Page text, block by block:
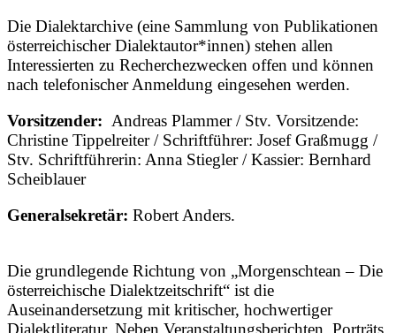
Die Dialektarchive (eine Sammlung von Publikationen
österreichischer Dialektautor*innen) stehen allen
Interessierten zu Recherchezwecken offen und können
nach telefonischer Anmeldung eingesehen werden.
Vorsitzender: Andreas Plammer / Stv. Vorsitzende:
Christine Tippelreiter / Schriftführer: Josef Graßmugg /
Stv. Schriftführerin: Anna Stiegler / Kassier: Bernhard
Scheiblauer
Generalsekretär: Robert Anders.
Die grundlegende Richtung von „Morgenschtean – Die
österreichische Dialektzeitschrift“ ist die
Auseinandersetzung mit kritischer, hochwertiger
Dialektliteratur. Neben Veranstaltungsberichten, Porträts